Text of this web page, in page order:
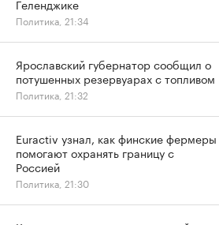
Геленджике
Политика, 21:34
Ярославский губернатор сообщил о
потушенных резервуарах с топливом
Политика, 21:32
Euractiv узнал, как финские фермеры
помогают охранять границу с
Россией
Политика, 21:30